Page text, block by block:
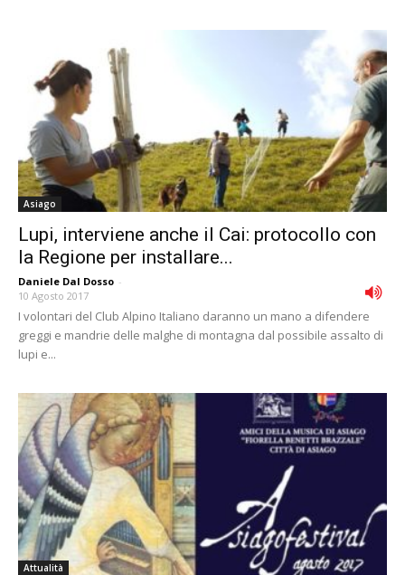
Asiago
Lupi, interviene anche il Cai: protocollo con
la Regione per installare...
Daniele Dal Dosso -
10 Agosto 2017
I volontari del Club Alpino Italiano daranno un mano a difendere
greggi e mandrie delle malghe di montagna dal possibile assalto di
lupi e...
Attualità